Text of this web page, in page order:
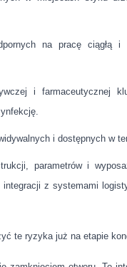
na pracę ciągłą i
i farmaceutycznej
i dostępnych w
parametrów i
z systemami
te ryzyka już na etapie